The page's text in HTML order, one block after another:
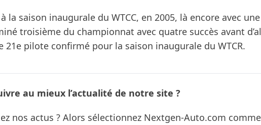
la saison inaugurale du WTCC, en 2005, là encore avec
troisième du championnat avec quatre succès avant
21e pilote confirmé pour la saison inaugurale du WTCR.
au mieux l’actualité de notre site ?
nos actus ? Alors sélectionnez Nextgen-Auto.com comme